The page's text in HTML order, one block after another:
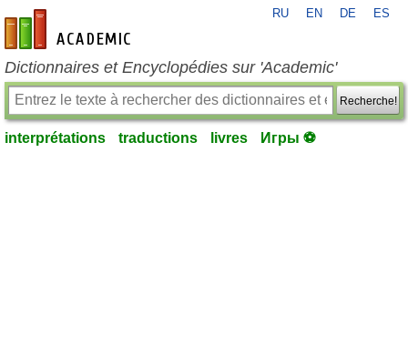
fr-academic.com
RU EN DE ES
Dictionnaires et Encyclopédies sur 'Academic'
Recherche!
interprétations traductions livres Игры ⚽